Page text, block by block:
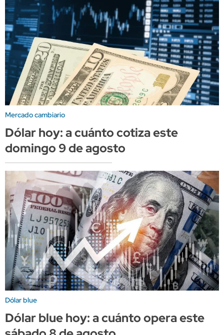
Mercado cambiario
Dólar hoy: a cuánto cotiza este
domingo 9 de agosto
Dólar blue
Dólar blue hoy: a cuánto opera este